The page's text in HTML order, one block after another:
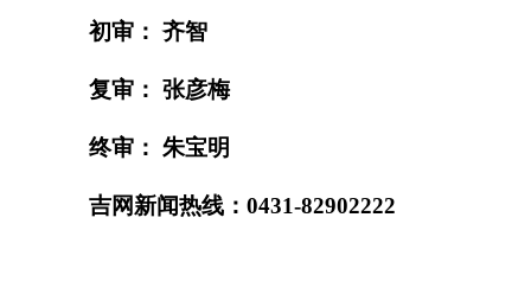
初审： 齐智
复审： 张彦梅
终审： 朱宝明
吉网新闻热线：0431-82902222